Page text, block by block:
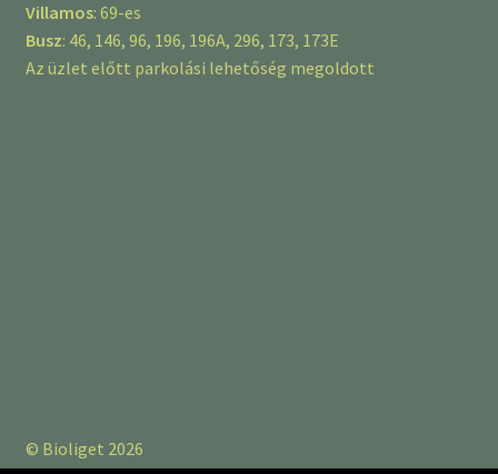
Villamos: 69-es
Busz: 46, 146, 96, 196, 196A, 296, 173, 173E
Az üzlet előtt parkolási lehetőség megoldott
© Bioliget 2026